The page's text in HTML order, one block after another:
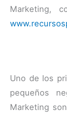
Marketing,
Uno de los
pequeños
Marketing